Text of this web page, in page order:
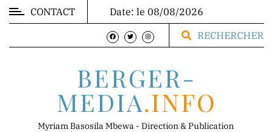
DIRECTION
CONTACT
Date: le 08/08/2026
RECHERCHER
BERGER-
MEDIA.INFO
Myriam Basosila Mbewa - Direction & Publication